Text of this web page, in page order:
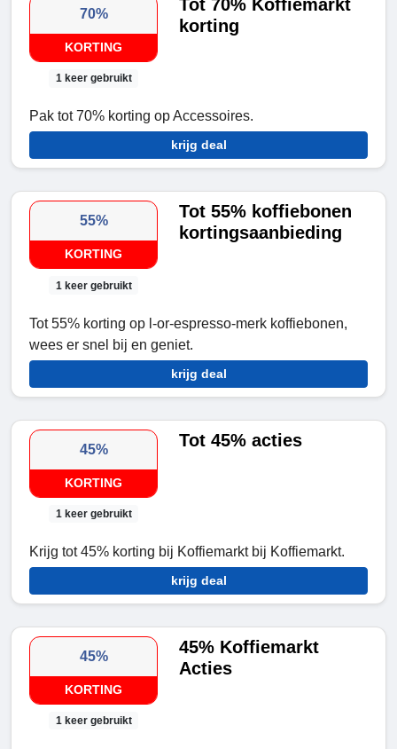
70%
KORTING
1 keer gebruikt
Tot 70% Koffiemarkt
korting
Pak tot 70% korting op Accessoires.
krijg deal
55%
KORTING
1 keer gebruikt
Tot 55% koffiebonen
kortingsaanbieding
Tot 55% korting op l-or-espresso-merk koffiebonen,
wees er snel bij en geniet.
krijg deal
45%
KORTING
1 keer gebruikt
Tot 45% acties
Krijg tot 45% korting bij Koffiemarkt bij Koffiemarkt.
krijg deal
45%
KORTING
1 keer gebruikt
45% Koffiemarkt
Acties